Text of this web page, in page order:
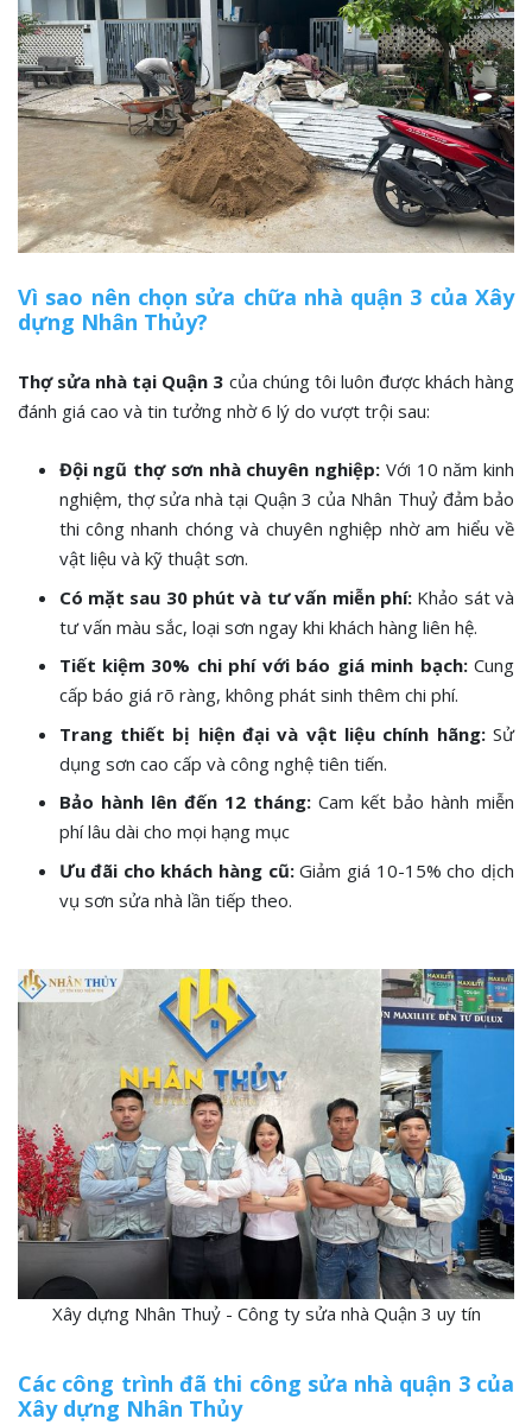
Vì sao nên chọn sửa chữa nhà quận 3 của Xây
dựng Nhân Thủy?
Thợ sửa nhà tại Quận 3 của chúng tôi luôn được khách hàng
đánh giá cao và tin tưởng nhờ 6 lý do vượt trội sau:
Đội ngũ thợ sơn nhà chuyên nghiệp: Với 10 năm kinh
nghiệm, thợ sửa nhà tại Quận 3 của Nhân Thuỷ đảm bảo
thi công nhanh chóng và chuyên nghiệp nhờ am hiểu về
vật liệu và kỹ thuật sơn.
Có mặt sau 30 phút và tư vấn miễn phí:Khảo sát và
tư vấn màu sắc, loại sơn ngay khi khách hàng liên hệ.
Tiết kiệm 30% chi phí với báo giá minh bạch:Cung
cấp báo giá rõ ràng, không phát sinh thêm chi phí.
Trang thiết bị hiện đại và vật liệu chính hãng:Sử
dụng sơn cao cấp và công nghệ tiên tiến.
Bảo hành lên đến 12 tháng:Cam kết bảo hành miễn
phí lâu dài cho mọi hạng mục
Ưu đãi cho khách hàng cũ:Giảm giá 10-15% cho dịch
vụ sơn sửa nhà lần tiếp theo.
Xây dựng Nhân Thuỷ - Công ty sửa nhà Quận 3 uy tín
Các công trình đã thi công sửa nhà quận 3 của
Xây dựng Nhân Thủy